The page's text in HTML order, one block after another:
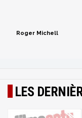
Roger Michell
LES